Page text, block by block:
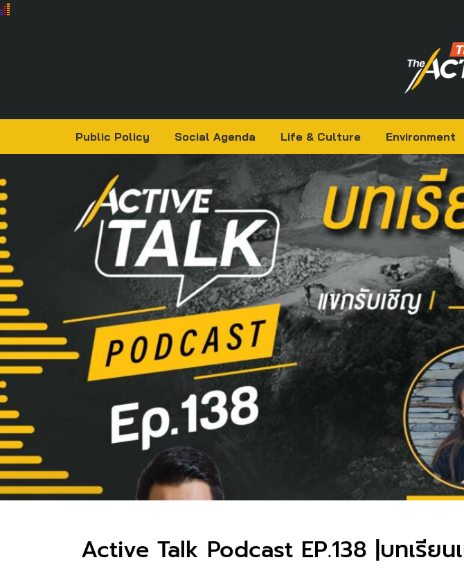
Public Policy Social Agenda Life & Culture Environment
Active Talk Podcast EP.138 |บทเรีย